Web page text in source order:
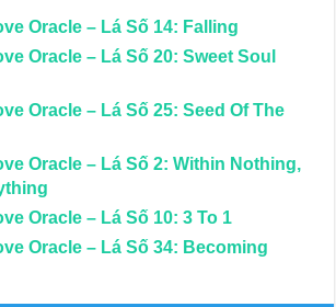
Oracle – Lá Số 14: Falling
Oracle – Lá Số 20: Sweet Soul
Oracle – Lá Số 25: Seed Of The
Oracle – Lá Số 2: Within Nothing,
Oracle – Lá Số 10: 3 To 1
Oracle – Lá Số 34: Becoming